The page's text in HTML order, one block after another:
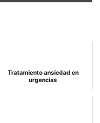
Tratamiento ansiedad en
urgencias